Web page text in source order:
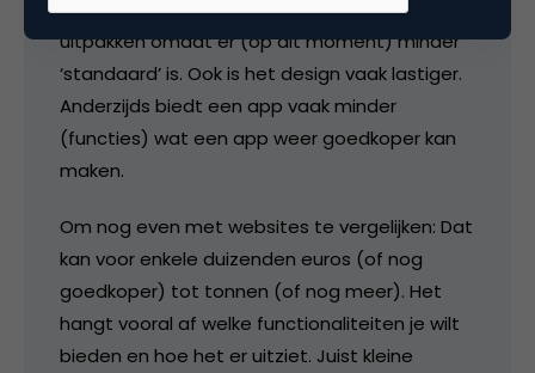
grove leidraad. Een app kan iets duurder
uitpakken omdat er (op dit moment) minder
‘standaard’ is. Ook is het design vaak lastiger.
Anderzijds biedt een app vaak minder
(functies) wat een app weer goedkoper kan
maken.
Om nog even met websites te vergelijken: Dat
kan voor enkele duizenden euros (of nog
goedkoper) tot tonnen (of nog meer). Het
hangt vooral af welke functionaliteiten je wilt
bieden en hoe het er uitziet. Juist kleine